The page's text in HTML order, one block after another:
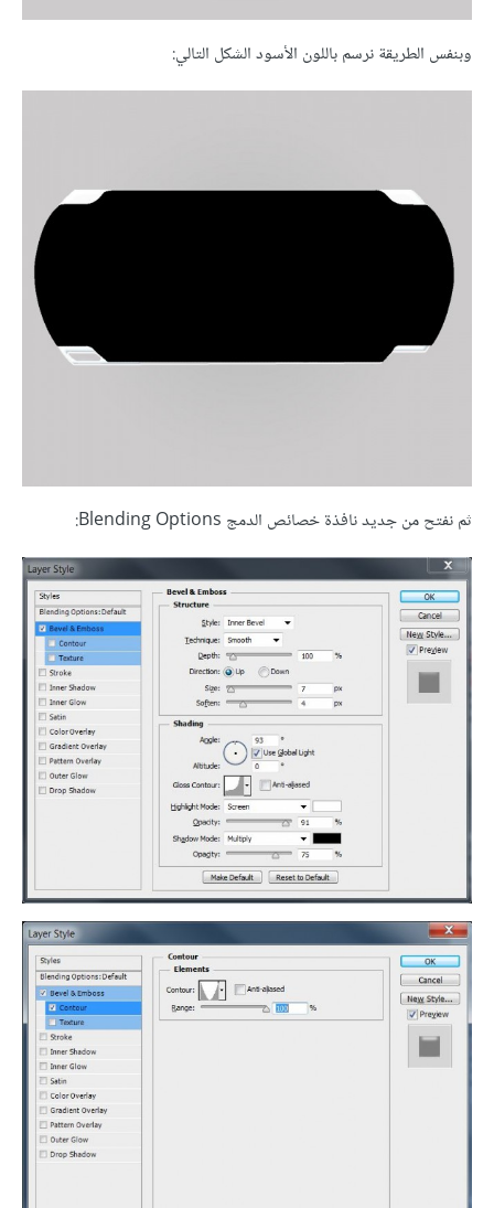
وبنفس الطريقة نرسم باللون الأسود الشكل التالي:
ثم نفتح من جديد نافذة خصائص الدمج Blending Options: